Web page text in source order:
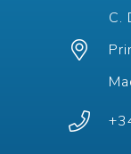
C.